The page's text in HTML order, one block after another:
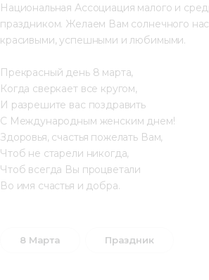
Национальная Ассоциация малого и
праздником. Желаем Вам солнечного
красивыми, успешными и любимыми.
Прекрасный день 8 марта,
Когда сверкает все кругом,
И разрешите вас поздравить
С Международным женским днем!
Здоровья, счастья пожелать Вам,
Чтоб не старели никогда,
Чтоб всегда Вы процветали
Во имя счастья и добра.
8 Марта Праздник